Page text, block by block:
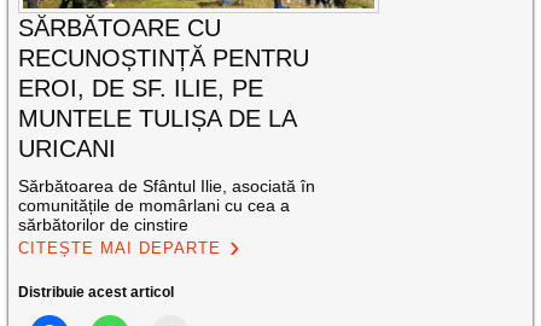
SĂRBĂTOARE CU
RECUNOȘTINȚĂ PENTRU
EROI, DE SF. ILIE, PE
MUNTELE TULIȘA DE LA
URICANI
Sărbătoarea de Sfântul Ilie, asociată în
comunitățile de momârlani cu cea a
sărbătorilor de cinstire
CITEȘTE MAI DEPARTE
Distribuie acest articol